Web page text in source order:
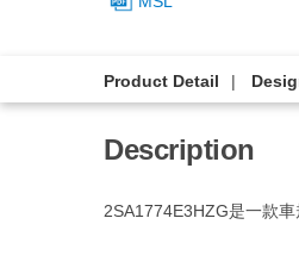
Product Detail
Description
2SA1774E3HZG是一款車